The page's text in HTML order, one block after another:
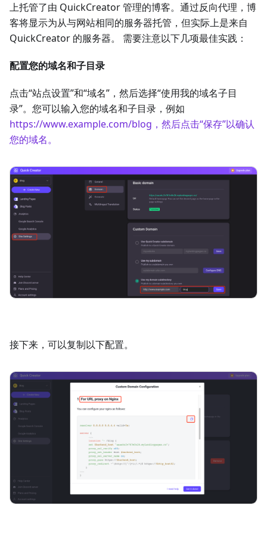
上托管了由 QuickCreator 管理的博客。通过反向代理，博
客将显示为从与网站相同的服务器托管，但实际上是来自
QuickCreator 的服务器。 需要注意以下几项最佳实践：
配置您的域名和子目录
点击“站点设置”和“域名”，然后选择“使用我的域名子目
录”。您可以输入您的域名和子目录，例如
https://www.example.com/blog，然后点击“保存”以确认
您的域名。
接下来，可以复制以下配置。